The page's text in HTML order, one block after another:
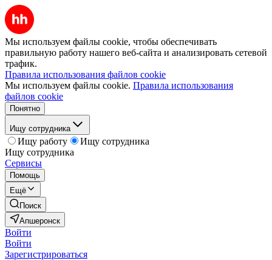
Мы используем файлы cookie, чтобы обеспечивать
правильную работу нашего веб-сайта и анализировать сетевой
трафик.
Правила использования файлов cookie
Мы используем файлы cookie. Правила использования
файлов cookie
Понятно
Ищу сотрудника
Ищу работу
Ищу сотрудника
Ищу сотрудника
Сервисы
Помощь
Ещё
Поиск
Апшеронск
Войти
Войти
Зарегистрироваться